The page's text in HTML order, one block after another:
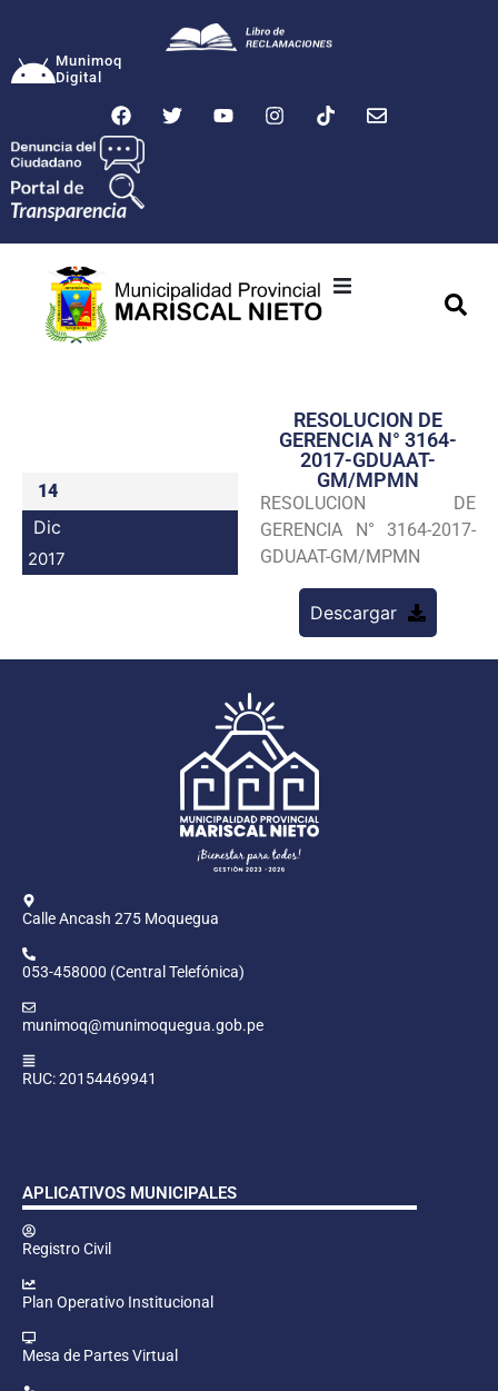
Munimoq
Digital
Transparencia
Seguridad
Programas
14
Dic
2017
RESOLUCION DE
GERENCIA N° 3164-
2017-GDUAAT-
GM/MPMN
RESOLUCION DE
GERENCIA N° 3164-2017-
GDUAAT-GM/MPMN
Descargar
Calle Ancash 275 Moquegua
053-458000 (Central Telefónica)
munimoq@munimoquegua.gob.pe
RUC: 20154469941
APLICATIVOS MUNICIPALES
Registro Civil
Plan Operativo Institucional
Mesa de Partes Virtual